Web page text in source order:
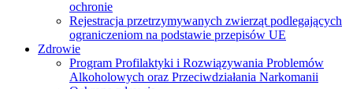
ochronie
Rejestracja przetrzymywanych zwierząt podlegających
ograniczeniom na podstawie przepisów UE
Zdrowie
Program Profilaktyki i Rozwiązywania Problemów
Alkoholowych oraz Przeciwdziałania Narkomanii